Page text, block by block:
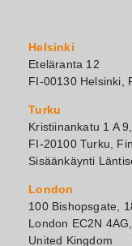
Helsinki
Eteläranta 12
FI-00130 Helsinki,
Turku
Kristiinankatu 1 A
FI-20100 Turku,
Sisäänkäynti
London
100 Bishopsgate,
London EC2N 4AG,
United Kingdom